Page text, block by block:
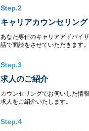
Step.2
キャリアカウンセリング
あなた専任のキャリアアドバイ
話で面談をさせていただきます。
Step.3
求人のご紹介
カウンセリングでお伺いした情
求人をご紹介いたします。
Step.4